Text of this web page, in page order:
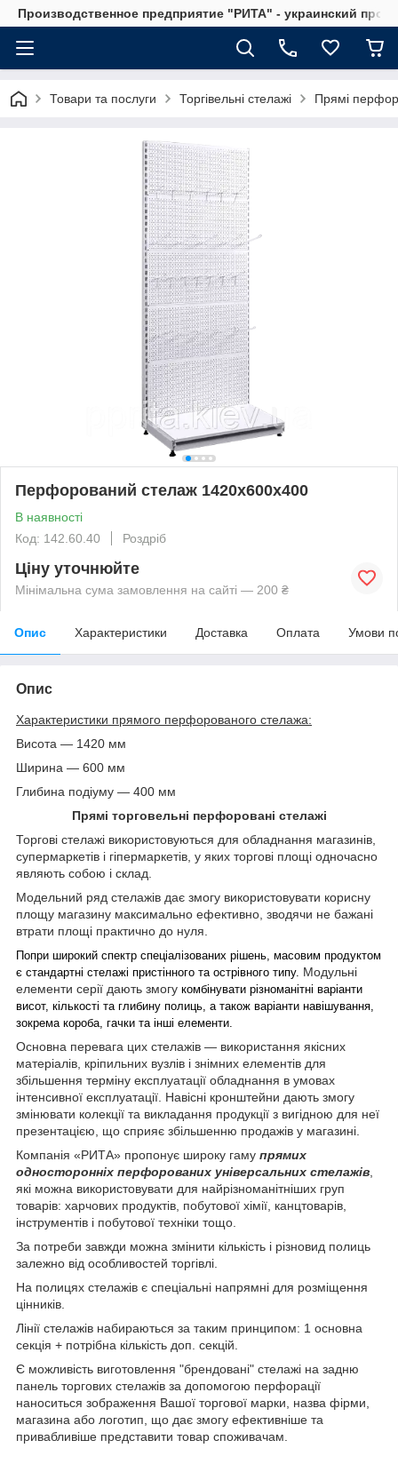
Производственное предприятие "РИТА" - украинский
Товари та послуги Торгівельні стелажі Прямі
Перфорований стелаж 1420х600х400
В наявності
Код: 142.60.40
Роздріб
Ціну уточнюйте
Мінімальна сума замовлення на сайті — 200 ₴
Опис Характеристики Доставка Оплата Умови
Опис
Характеристики прямого перфорованого стелажа:
Висота — 1420 мм
Ширина — 600 мм
Глибина подіуму — 400 мм
Прямі торговельні перфоровані стелажі
Торгові стелажі використовуються для обладнання магазинів,
супермаркетів і гіпермаркетів, у яких торгові площі одночасно
являють собою і склад.
Модельний ряд стелажів дає змогу використовувати корисну
площу магазину максимально ефективно, зводячи не бажані
втрати площі практично до нуля.
Попри широкий спектр спеціалізованих рішень, масовим продуктом
є стандартні стелажі пристінного та острівного типу. Модульні
елементи серії дають змогу комбінувати різноманітні варіанти
висот, кількості та глибину полиць, а також варіанти навішування,
зокрема короба, гачки та інші елементи.
Основна перевага цих стелажів — використання якісних
матеріалів, кріпильних вузлів і знімних елементів для
збільшення терміну експлуатації обладнання в умовах
інтенсивної експлуатації. Навісні кронштейни дають змогу
змінювати колекції та викладання продукції з вигідною для неї
презентацією, що сприяє збільшенню продажів у магазині.
Компанія «РИТА» пропонує широку гаму прямих
односторонніх перфорованих універсальних стелажів
які можна використовувати для найрізноманітніших груп
товарів: харчових продуктів, побутової хімії, канцтоварів,
інструментів і побутової техніки тощо.
За потреби завжди можна змінити кількість і різновид полиць
залежно від особливостей торгівлі.
На полицях стелажів є спеціальні напрямні для розміщення
цінників.
Лінії стелажів набираються за таким принципом: 1 основна
секція + потрібна кількість доп. секцій.
Є можливість виготовлення "брендовані" стелажі на задню
панель торгових стелажів за допомогою перфорації
наноситься зображення Вашої торгової марки, назва фірми,
магазина або логотип, що дає змогу ефективніше та
привабливіше представити товар споживачам.